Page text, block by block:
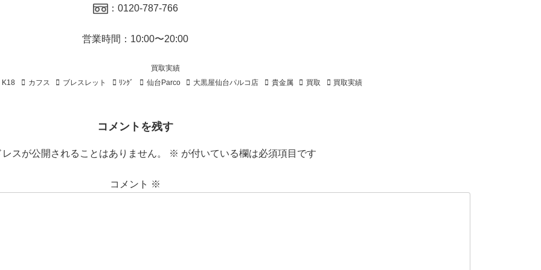
：0120-787-766
営業時間：10:00〜20:00
買取実績
K18 カフス ブレスレット ﾘﾝｸﾞ 仙台Parco 大黒屋仙台パルコ店 貴金属 買取 買取実績
コメントを残す
レスが公開されることはありません。 ※ が付いている欄は必須項目です
コメント ※